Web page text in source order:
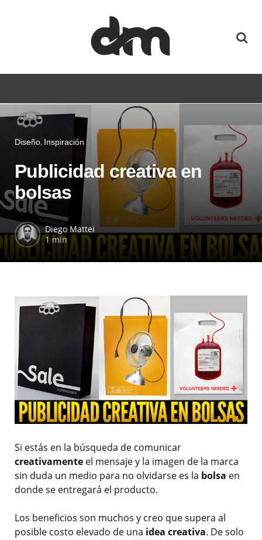
Diseño Inspiración
Publicidad creativa en
bolsas
Diego Mattei
1 min
Si estás en la búsqueda de comunicar
creativamente el mensaje y la imagen de la marca
sin duda un medio para no olvidarse es la bolsa en
donde se entregará el producto.
Los beneficios son muchos y creo que supera al
posible costo elevado de una idea creativa. De solo